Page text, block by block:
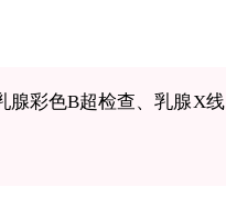
腺彩色B超检查、乳腺X线